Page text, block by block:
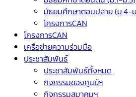
มัธยมศึกษาตอนปลาย (ม.4-
โครงการCAN
โครงการCAN
เครือข่ายความร่วมมือ
ประชาสัมพันธ์
ประชาสัมพันธ์ทั้งหมด
กิจกรรมของศูนย์ฯ
กิจกรรมสมาคมฯ